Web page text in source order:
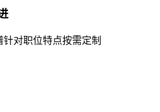
对职位特点按需定制